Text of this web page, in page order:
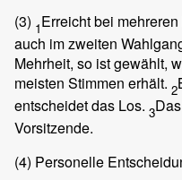
(3) 1Erreicht bei
auch im zweiten
Mehrheit, so ist gewählt,
meisten Stimmen erhält. 2
entscheidet das Los. 3
Vorsitzende.
(4) Personelle